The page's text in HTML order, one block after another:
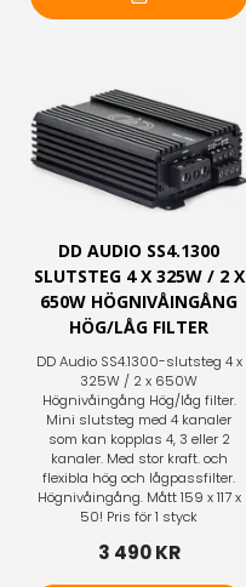
DD AUDIO SS4.1300
SLUTSTEG 4 X 325W / 2 X
650W HÖGNIVÅINGÅNG
HÖG/LÅG FILTER
DD Audio SS4.1300-slutsteg 4 x
325W / 2 x 650W
Högnivåingång Hög/låg filter.
Mini slutsteg med 4 kanaler
som kan kopplas 4, 3 eller 2
kanaler. Med stor kraft. och
flexibla hög och lågpassfilter.
Högnivåingång. Mått 159 x 117 x
50! Pris för 1 styck
3 490 KR